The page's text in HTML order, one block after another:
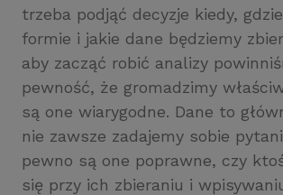
trzeba podjąć decyzje kiedy,
formie i jakie dane będziemy
aby zacząć robić analizy
pewność, że gromadzimy
są one wiarygodne. Dane to
nie zawsze zadajemy sobie
pewno są one poprawne, czy
się przy ich zbieraniu i